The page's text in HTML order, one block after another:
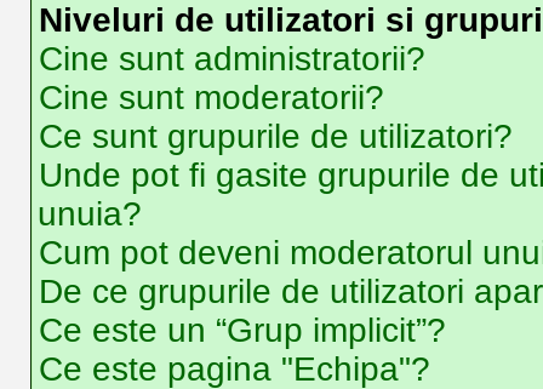
Niveluri de utilizatori si grupuri
Cine sunt administratorii?
Cine sunt moderatorii?
Ce sunt grupurile de utilizatori?
Unde pot fi gasite grupurile de
unuia?
Cum pot deveni moderatorul
De ce grupurile de utilizatori
Ce este un “Grup implicit”?
Ce este pagina "Echipa"?